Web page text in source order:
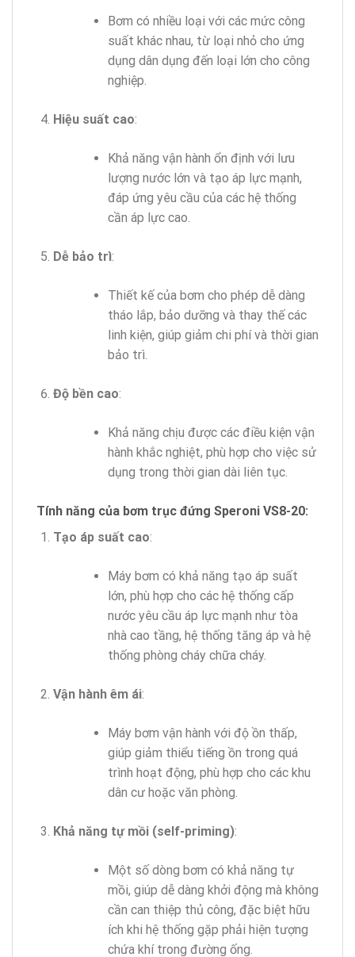
Bơm có nhiều loại với các mức công
suất khác nhau, từ loại nhỏ cho ứng
dụng dân dụng đến loại lớn cho công
nghiệp.
Hiệu suất cao:
Khả năng vận hành ổn định với lưu
lượng nước lớn và tạo áp lực mạnh,
đáp ứng yêu cầu của các hệ thống
cần áp lực cao.
Dễ bảo trì:
Thiết kế của bơm cho phép dễ dàng
tháo lắp, bảo dưỡng và thay thế các
linh kiện, giúp giảm chi phí và thời gian
bảo trì.
Độ bền cao:
Khả năng chịu được các điều kiện vận
hành khắc nghiệt, phù hợp cho việc sử
dụng trong thời gian dài liên tục.
Tính năng của bơm trục đứng Speroni VS8-20:
Tạo áp suất cao:
Máy bơm có khả năng tạo áp suất
lớn, phù hợp cho các hệ thống cấp
nước yêu cầu áp lực mạnh như tòa
nhà cao tầng, hệ thống tăng áp và hệ
thống phòng cháy chữa cháy.
Vận hành êm ái:
Máy bơm vận hành với độ ồn thấp,
giúp giảm thiểu tiếng ồn trong quá
trình hoạt động, phù hợp cho các khu
dân cư hoặc văn phòng.
Khả năng tự mồi (self-priming):
Một số dòng bơm có khả năng tự
mồi, giúp dễ dàng khởi động mà không
cần can thiệp thủ công, đặc biệt hữu
ích khi hệ thống gặp phải hiện tượng
chứa khí trong đường ống.